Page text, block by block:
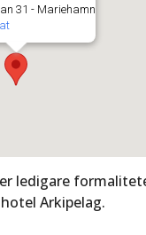
31 - Mariehamn
ledigare
Arkipelag.